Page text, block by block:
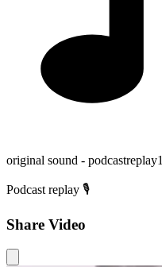
original sound - podcastreplay1
Podcast replay 🎙️
Share Video